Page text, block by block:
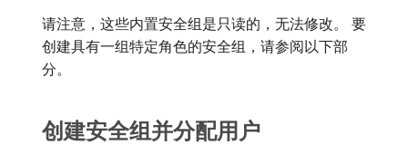
请注意，这些内置安全组是只读的，无法修改。 要
创建具有一组特定角色的安全组，请参阅以下部
分。
创建安全组并分配用户